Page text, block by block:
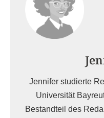
Jennifer studierte
Universität
Bestandteil des